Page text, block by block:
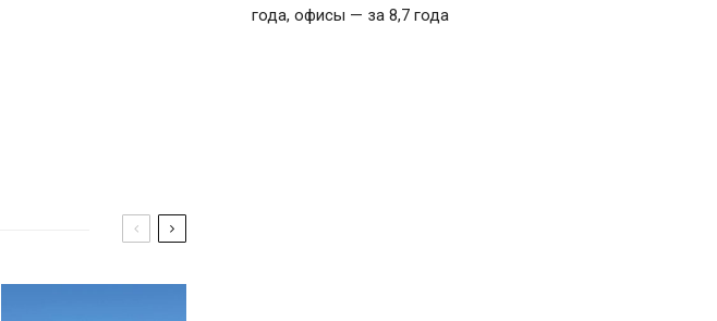
года, офисы — за 8,7 года